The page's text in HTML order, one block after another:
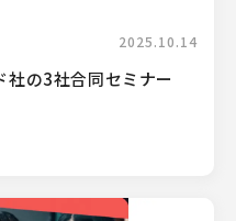
2025.10.14
社の3社合同セミナー